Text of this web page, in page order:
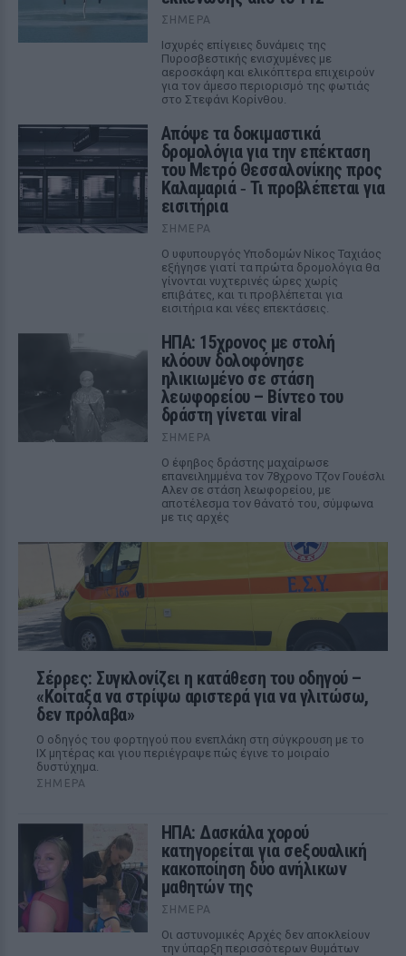
ΣΉΜΕΡΑ
Ισχυρές επίγειες δυνάμεις της
Πυροσβεστικής ενισχυμένες με
αεροσκάφη και ελικόπτερα επιχειρούν
για τον άμεσο περιορισμό της φωτιάς
στο Στεφάνι Κορίνθου.
Απόψε τα δοκιμαστικά
δρομολόγια για την επέκταση
του Μετρό Θεσσαλονίκης προς
Καλαμαριά ‑ Τι προβλέπεται για
εισιτήρια
ΣΉΜΕΡΑ
Ο υφυπουργός Υποδομών Νίκος Ταχιάος
εξήγησε γιατί τα πρώτα δρομολόγια θα
γίνονται νυχτερινές ώρες χωρίς
επιβάτες, και τι προβλέπεται για
εισιτήρια και νέες επεκτάσεις.
ΗΠΑ: 15χρονος με στολή
κλόουν δολοφόνησε
ηλικιωμένο σε στάση
λεωφορείου – Βίντεο του
δράστη γίνεται viral
ΣΉΜΕΡΑ
Ο έφηβος δράστης μαχαίρωσε
επανειλημμένα τον 78χρονο Τζον Γουέσλι
Αλεν σε στάση λεωφορείου, με
αποτέλεσμα τον θάνατό του, σύμφωνα
με τις αρχές
Σέρρες: Συγκλονίζει η κατάθεση του οδηγού –
«Κοίταξα να στρίψω αριστερά για να γλιτώσω,
δεν πρόλαβα»
Ο οδηγός του φορτηγού που ενεπλάκη στη σύγκρουση με το
ΙΧ μητέρας και γιου περιέγραψε πώς έγινε το μοιραίο
δυστύχημα.
ΣΉΜΕΡΑ
ΗΠΑ: Δασκάλα χορού
κατηγορείται για σeξουαλική
κακοποίηση δύο ανήλικων
μαθητών της
ΣΉΜΕΡΑ
Οι αστυνομικές Αρχές δεν αποκλείουν
την ύπαρξη περισσότερων θυμάτων